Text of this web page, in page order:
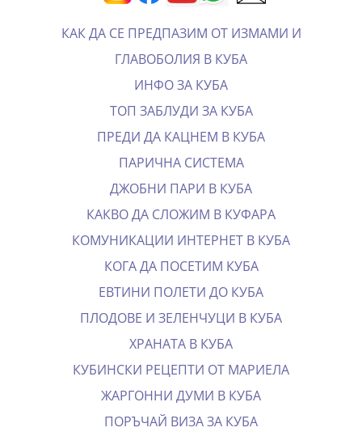
КАК ДА СЕ ПРЕДПАЗИМ ОТ ИЗМАМИ И
ГЛАВОБОЛИЯ В КУБА
ИНФО ЗА КУБА
ТОП ЗАБЛУДИ ЗА КУБА
ПРЕДИ ДА КАЦНЕМ В КУБА
ПАРИЧНА СИСТЕМА
ДЖОБНИ ПАРИ В КУБА
КАКВО ДА СЛОЖИМ В КУФАРА
КОМУНИКАЦИИ ИНТЕРНЕТ В КУБА
КОГА ДА ПОСЕТИМ КУБА
EВТИНИ ПОЛЕТИ ДО КУБА
ПЛОДОВЕ И ЗЕЛЕНЧУЦИ В КУБА
ХРАНАТА В КУБА
КУБИНСКИ РЕЦЕПТИ ОТ МАРИЕЛА
ЖАРГОННИ ДУМИ В КУБА
ПОРЪЧАЙ ВИЗА ЗА КУБА